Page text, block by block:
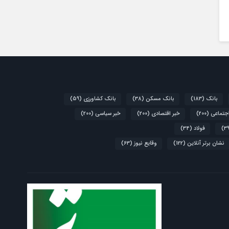
بانک (183) بانک مسکن (38) بانک کشاورزی (59)
(200) خبر اقتصادی (200) خبر سیاسی (200)
فولاد (34)
نشان برتر آنلاین (122) وقایع نیوز (63)